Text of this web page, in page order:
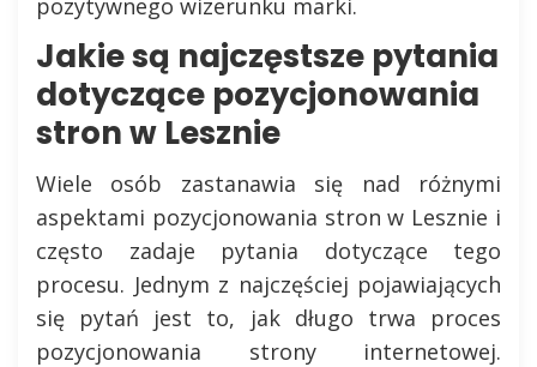
pozytywnego wizerunku marki.
Jakie są najczęstsze pytania
dotyczące pozycjonowania
stron w Lesznie
Wiele osób zastanawia się nad różnymi
aspektami pozycjonowania stron w Lesznie i
często zadaje pytania dotyczące tego
procesu. Jednym z najczęściej pojawiających
się pytań jest to, jak długo trwa proces
pozycjonowania strony internetowej.